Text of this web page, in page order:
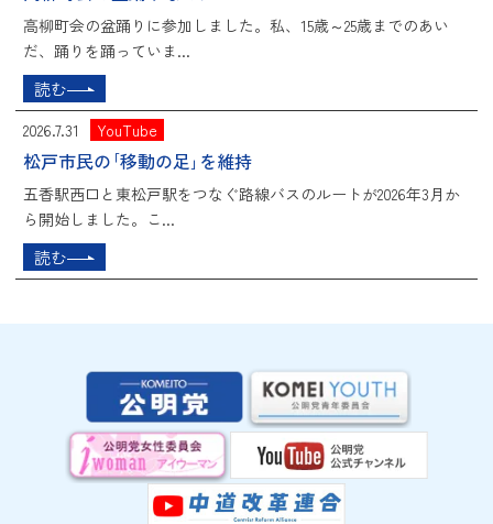
高柳町会の盆踊りに参加しました。私、15歳～25歳までのあい
だ、踊りを踊っていま...
読む
2026.7.31 YouTube
松戸市民の｢移動の足｣を維持
五香駅西口と東松戸駅をつなぐ路線バスのルートが2026年3月か
ら開始しました。こ...
読む